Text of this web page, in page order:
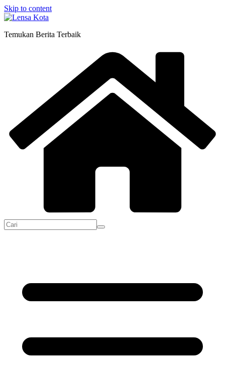
Skip to content
Temukan Berita Terbaik